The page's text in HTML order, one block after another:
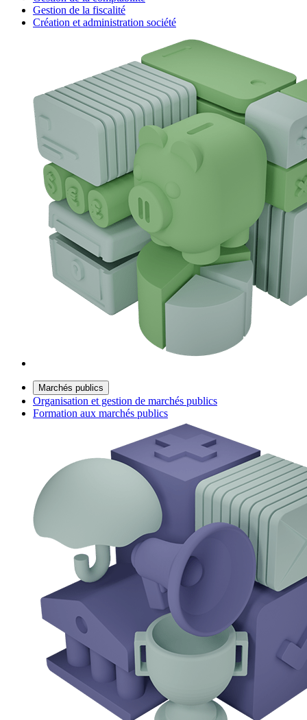
Gestion de la fiscalité
Création et administration société
Marchés publics
Organisation et gestion de marchés publics
Formation aux marchés publics